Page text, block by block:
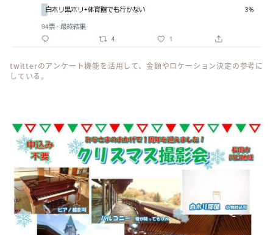
twitterのアンケート機能を活用して、金額やロケーション決定の参考に
している。